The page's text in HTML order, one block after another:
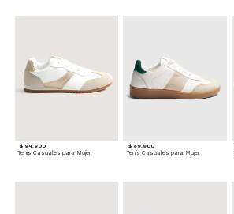
$ 94.900
Tenis Casuales para Mujer
$ 89.900
Tenis Casuales para Mujer